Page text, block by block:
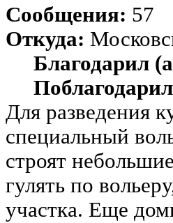
Сообщения: 57
Откуда:
Благодарил
Для разведения
специальный
строят
гулять по
участка. Еще